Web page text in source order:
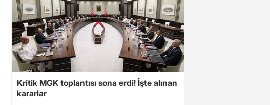
Kritik MGK toplantısı sona erdi! İşte alınan
kararlar